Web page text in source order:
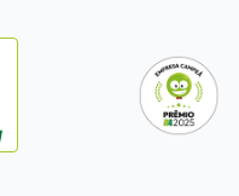
Estado do Amazonas -